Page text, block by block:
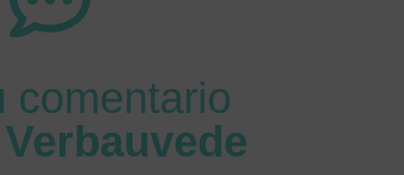
comentario